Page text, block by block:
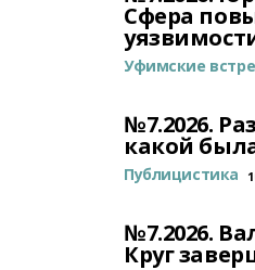
Сфера
Уфимские
№7.2026.
какой
Публицистика
№7.2026.
Круг